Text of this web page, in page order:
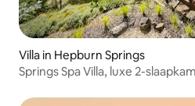
Villa in Hepburn Springs
Springs Spa Villa, luxe 2-